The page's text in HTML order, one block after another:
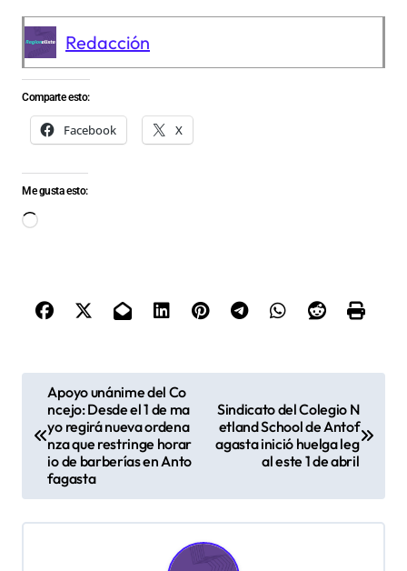
Redacción
Comparte esto:
Facebook X
Me gusta esto:
Cargando...
g
Apoyo unánime del Co
ncejo: Desde el 1 de ma
yo regirá nueva ordena
nza que restringe horar
io de barberías en Anto
fagasta
Sindicato del Colegio N
etland School de Antof
agasta inició huelga leg
al este 1 de abril